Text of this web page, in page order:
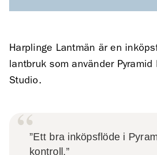
Harplinge Lantmän är en
lantbruk som använder Pyramid
Studio.
”Ett bra inköpsflöde i
kontroll.”